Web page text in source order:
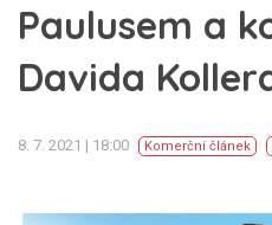
Paulusem a
Davida
8. 7. 2021 | 18:00 Komerční článek